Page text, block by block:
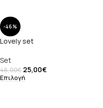
-46%
Lovely set
Set
46,00€ 25,00€
Επιλογή